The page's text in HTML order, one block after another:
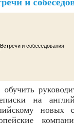
и
на
новых